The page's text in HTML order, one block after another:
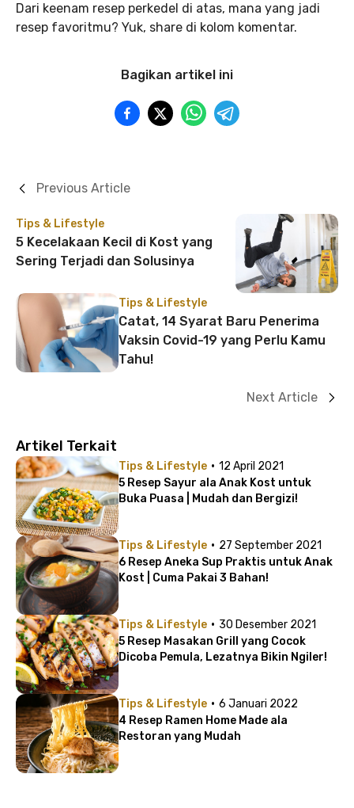
Dari keenam resep perkedel di atas, mana yang jadi
resep favoritmu? Yuk, share di kolom komentar.
Bagikan artikel ini
Tips & Lifestyle
5 Kecelakaan Kecil di Kost yang
Sering Terjadi dan Solusinya
Previous Article
Tips & Lifestyle
Catat, 14 Syarat Baru Penerima
Vaksin Covid-19 yang Perlu Kamu
Tahu!
Next Article
Artikel Terkait
Tips & Lifestyle · 12 April 2021
5 Resep Sayur ala Anak Kost untuk
Buka Puasa | Mudah dan Bergizi!
Tips & Lifestyle · 27 September 2021
6 Resep Aneka Sup Praktis untuk Anak
Kost | Cuma Pakai 3 Bahan!
Tips & Lifestyle · 30 Desember 2021
5 Resep Masakan Grill yang Cocok
Dicoba Pemula, Lezatnya Bikin Ngiler!
Tips & Lifestyle · 6 Januari 2022
4 Resep Ramen Home Made ala
Restoran yang Mudah